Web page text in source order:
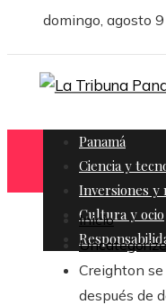
domingo, agosto 9
Panamá
Ciencia y
Inversiones y
Cultura y ocio
Inicio
Creighton
después de